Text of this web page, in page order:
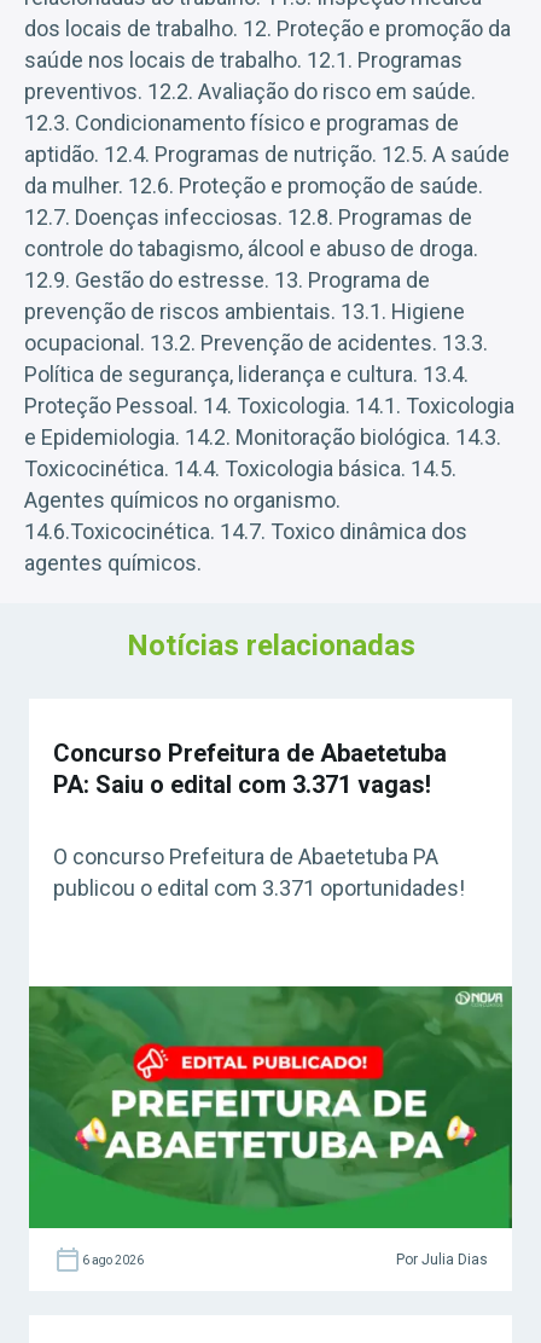
dos locais de trabalho. 12. Proteção e promoção da
saúde nos locais de trabalho. 12.1. Programas
preventivos. 12.2. Avaliação do risco em saúde.
12.3. Condicionamento físico e programas de
aptidão. 12.4. Programas de nutrição. 12.5. A saúde
da mulher. 12.6. Proteção e promoção de saúde.
12.7. Doenças infecciosas. 12.8. Programas de
controle do tabagismo, álcool e abuso de droga.
12.9. Gestão do estresse. 13. Programa de
prevenção de riscos ambientais. 13.1. Higiene
ocupacional. 13.2. Prevenção de acidentes. 13.3.
Política de segurança, liderança e cultura. 13.4.
Proteção Pessoal. 14. Toxicologia. 14.1. Toxicologia
e Epidemiologia. 14.2. Monitoração biológica. 14.3.
Toxicocinética. 14.4. Toxicologia básica. 14.5.
Agentes químicos no organismo.
14.6.Toxicocinética. 14.7. Toxico dinâmica dos
agentes químicos.
Notícias relacionadas
Concurso Prefeitura de Abaetetuba
PA: Saiu o edital com 3.371 vagas!
O concurso Prefeitura de Abaetetuba PA
publicou o edital com 3.371 oportunidades!
6 ago 2026 Por Julia Dias